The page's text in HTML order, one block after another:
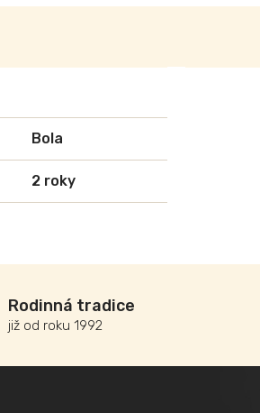
Rodinná tradice
již od roku 1992
Bola
2 roky